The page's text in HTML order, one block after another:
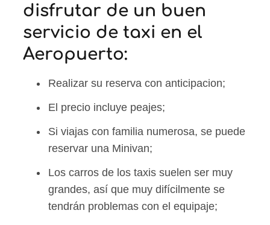
disfrutar de un buen
servicio de taxi en el
Aeropuerto:
Realizar su reserva con anticipacion;
El precio incluye peajes;
Si viajas con familia numerosa, se puede
reservar una Minivan;
Los carros de los taxis suelen ser muy
grandes, así que muy difícilmente se
tendrán problemas con el equipaje;